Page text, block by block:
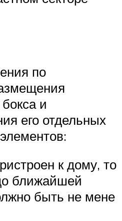
по
и
его отдельных
к дому, то
ближайшей
быть не мене